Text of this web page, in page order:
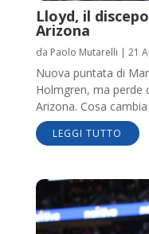
Lloyd, il
Arizona
da Paolo Mutarelli | 21
Nuova puntata di
Holmgren, ma perde
Arizona. Cosa
LEGGI TUTTO